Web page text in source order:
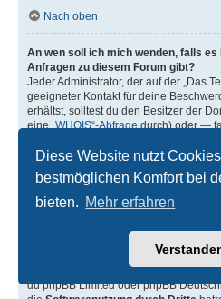
Diese Website nutzt
bestmöglichen Komfort bei
bieten. Mehr erfahren
Nach oben
An wen soll ich mich wenden, falls
Anfragen zu diesem Forum gibt?
Jeder Administrator, der auf der „Das
geeigneter Kontakt für deine
erhältst, solltest du den Besitzer der
eine„WHOIS“-Abfragedurch) oder —
kostenlosen Webhoster wie z. B.
den Support oder den Abuse-Kontakt
beachte, dass phpBB Limited
e. V. (phpBB.de) absolut keinen
oder die Benutzer der Forensoftware
zur Verantwortung herangezogen
mit jeglichen juristischen Fragen
sich nicht
phpbb.com, phpbb.de oder die
du phpBB Limited oder phpBB